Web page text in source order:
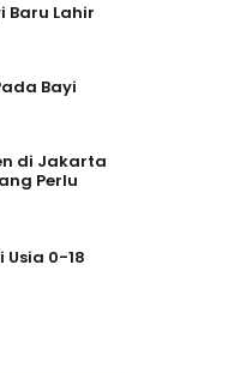
Baru Lahir
Bayi
di Jakarta
Perlu
0-18